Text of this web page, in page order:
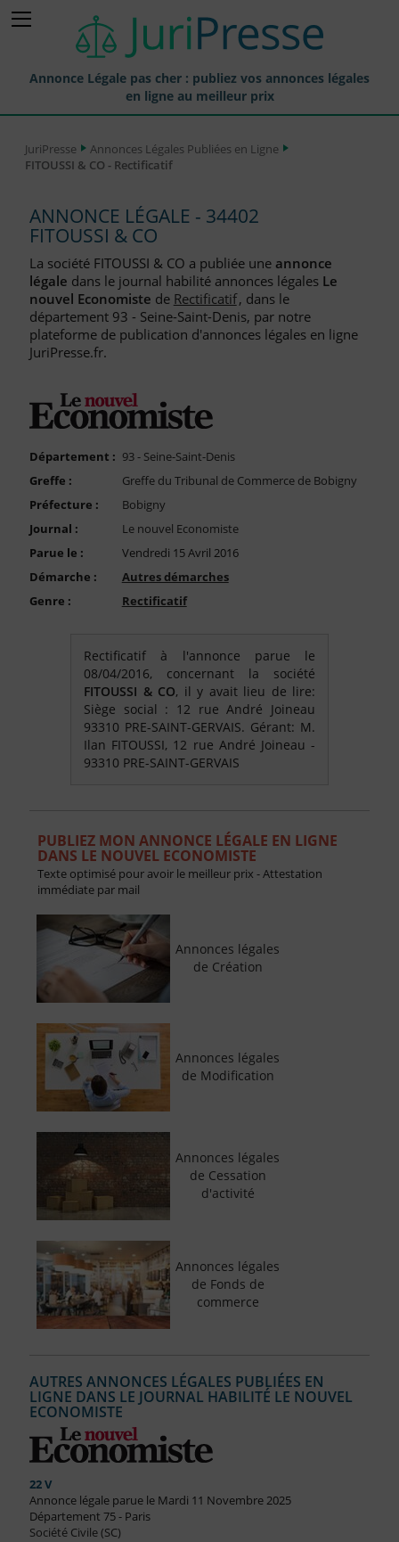
Annonce Légale pas cher : publiez vos annonces légales
en ligne au meilleur prix
Annonces Légales Publiées
Journaux Habilités (JAL) Annonces Légales
Départements pour la Publication d'Annonces Légales
Liste des Greffes
Liste des CCI
FAQ
Compte PRO
JuriPresse
Annonces Légales Publiées en Ligne
FITOUSSI & CO - Rectificatif
ANNONCE LÉGALE - 34402
FITOUSSI & CO
La société FITOUSSI & CO a publiée une annonce
légale dans le journal habilité annonces légales Le
nouvel Economiste de Rectificatif, dans le
département 93 - Seine-Saint-Denis, par notre
plateforme de publication d'annonces légales en ligne
JuriPresse.fr.
Département : 93 - Seine-Saint-Denis
Greffe :
Greffe du Tribunal de Commerce de Bobigny
Préfecture :
Bobigny
Journal :
Le nouvel Economiste
Parue le :
Vendredi 15 Avril 2016
Démarche :
Autres démarches
Genre :
Rectificatif
Rectificatif à l'annonce parue le
08/04/2016, concernant la société
FITOUSSI & CO, il y avait lieu de lire:
Siège social : 12 rue André Joineau
93310 PRE-SAINT-GERVAIS. Gérant: M.
Ilan FITOUSSI, 12 rue André Joineau -
93310 PRE-SAINT-GERVAIS
PUBLIEZ MON ANNONCE LÉGALE EN LIGNE
DANS LE NOUVEL ECONOMISTE
Texte optimisé pour avoir le meilleur prix - Attestation
immédiate par mail
Annonces légales
de Création
Annonces légales
de Modification
Annonces légales
de Cessation
d'activité
Annonces légales
de Fonds de
commerce
AUTRES ANNONCES LÉGALES PUBLIÉES EN
LIGNE DANS LE JOURNAL HABILITÉ LE NOUVEL
ECONOMISTE
22 V
Annonce légale parue le Mardi 11 Novembre 2025
Département 75 - Paris
Société Civile (SC)